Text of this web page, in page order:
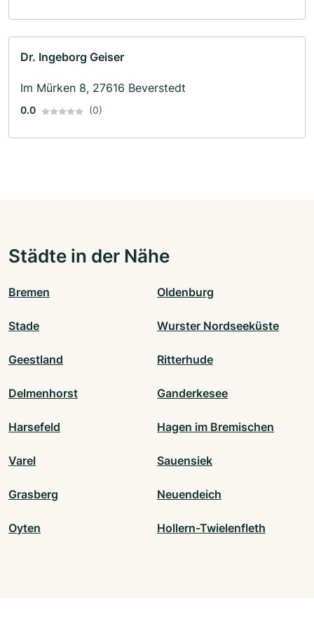
Dr. Ingeborg Geiser
Im Mürken 8, 27616 Beverstedt
0.0 (0)
Städte in der Nähe
Bremen Oldenburg
Stade Wurster Nordseeküste
Geestland Ritterhude
Delmenhorst Ganderkesee
Harsefeld Hagen im Bremischen
Varel Sauensiek
Grasberg Neuendeich
Oyten Hollern-Twielenfleth